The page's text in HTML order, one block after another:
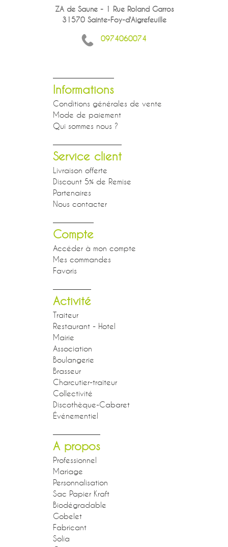
ZA de Saune - 1 Rue Roland Garros
31570 Sainte-Foy-d'Aigrefeuille
0974060074
Informations
Conditions générales de vente
Mode de paiement
Qui sommes nous ?
Service client
Livraison offerte
Discount 5% de Remise
Partenaires
Nous contacter
Compte
Accéder à mon compte
Mes commandes
Favoris
Activité
Traiteur
Restaurant - Hotel
Mairie
Association
Boulangerie
Brasseur
Charcutier-traiteur
Collectivité
Discothèque-Cabaret
Événementiel
A propos
Professionnel
Mariage
Personnalisation
Sac Papier Kraft
Biodégradable
Gobelet
Fabricant
Solia